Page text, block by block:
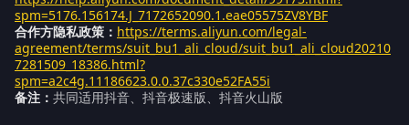
spm=5176.156174.J_7172652090.1.eae05575ZV8YBF
合作方隐私政策： https://terms.aliyun.com/legal-
agreement/terms/suit_bu1_ali_cloud/suit_bu1_ali_cloud20210
7281509_18386.html?
spm=a2c4g.11186623.0.0.37c330e52FA55i
备注： 共同适用抖音、抖音极速版、抖音火山版